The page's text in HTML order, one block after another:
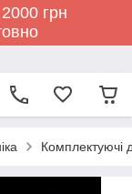
грн
Комплектуючі